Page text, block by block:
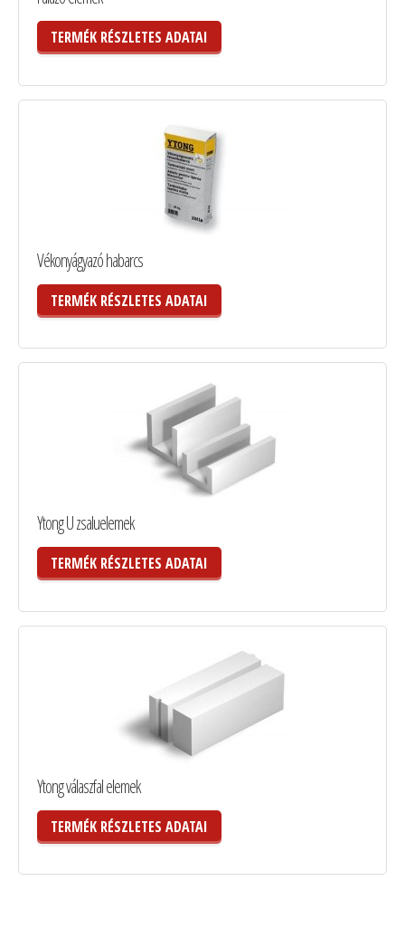
TERMÉK RÉSZLETES ADATAI
Vékonyágyazó habarcs
TERMÉK RÉSZLETES ADATAI
Ytong U zsaluelemek
TERMÉK RÉSZLETES ADATAI
Ytong válaszfal elemek
TERMÉK RÉSZLETES ADATAI